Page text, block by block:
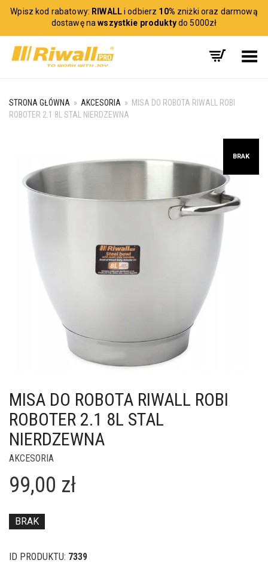
Wpisz kod rabatowy: RIWALLi odbierz 10% zniżki oraz darmową
dostawę nawszystkie produktydo 5000zł
Toggle Menu
STRONA GŁÓWNA » AKCESORIA » MISA DO ROBOTA RIWALL ROBI
ROBOTER 2.1 8L STAL NIERDZEWNA
BRAK
MISA DO ROBOTA RIWALL ROBI
ROBOTER 2.1 8L STAL
NIERDZEWNA
AKCESORIA
99,00 zł
BRAK
ID PRODUKTU: 7339